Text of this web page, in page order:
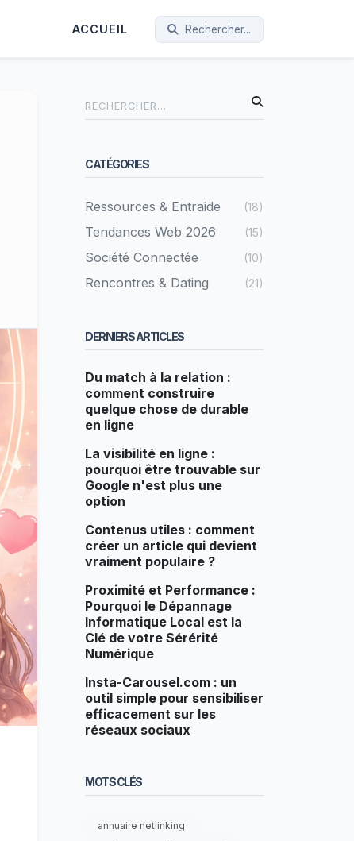
ACCUEIL Rechercher...
CATÉGORIES
Ressources & Entraide (18)
Tendances Web 2026 (15)
Société Connectée (10)
Rencontres & Dating (21)
DERNIERS ARTICLES
Du match à la relation :
comment construire
quelque chose de durable
en ligne
La visibilité en ligne :
pourquoi être trouvable sur
Google n'est plus une
option
Contenus utiles : comment
créer un article qui devient
vraiment populaire ?
Proximité et Performance :
Pourquoi le Dépannage
Informatique Local est la
Clé de votre Sérérité
Numérique
Insta-Carousel.com : un
outil simple pour sensibiliser
efficacement sur les
réseaux sociaux
MOTS CLÉS
annuaire netlinking